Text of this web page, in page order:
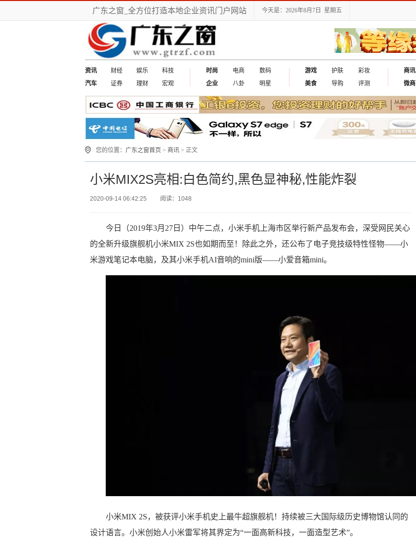
广东之窗_全方位打造本地企业资讯门户网站 今天是：2026年8月7日 星期五
资讯 财经 娱乐
科技
汽车
证券 理财 宏观
时尚 电商
数码
企业
八卦 明星
游戏 护肤
彩妆
美食
导购 评测
商讯
微商
您的位置： 广东之窗首页 > 商讯 > 正文
小米MIX2S亮相:白色简约,黑色显神秘,性能炸裂
2020-09-14 06:42:25 阅读：1048
今日（2019年3月27日）中午二点，小米手机上海市区举行新产品发布会，深受网民关心
的全新升级旗舰机小米MIX 2S也如期而至！除此之外，还公布了电子竞技级特性怪物——小
米游戏笔记本电脑，及其小米手机AI音响的mini版——小爱音箱mini。
小米MIX 2S，被获评小米手机史上最牛超旗舰机！持续被三大国际级历史博物馆认同的
设计语言。小米创始人小米雷军将其界定为“一面高新科技，一面造型艺术”。